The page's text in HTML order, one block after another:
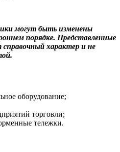
могут быть изменены
порядке. Представленные
характер и не
оборудование;
торговли;
тележки.